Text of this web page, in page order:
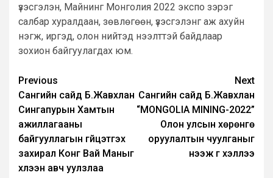
үзэсгэлэн, Майнинг Монголия 2022 экспо зэрэг
салбар хуралдаан, зөвлөгөөн, үзэсгэлэнг аж ахуйн
нэгж, иргэд, олон нийтэд нээлттэй байдлаар
зохион байгуулагдах юм.
Post
navigation
Previous
Сангийн сайд Б.Жавхлан
Сингапурын Хамтын
ажиллагааны
байгууллагын гүйцэтгэх
захирал Конг Вай Маныг
хүлээн авч уулзлаа
Next
Сангийн сайд Б.Жавхлан
“MONGOLIA MINING-2022”
Олон улсын хөрөнгө
оруулалтын чуулганыг
нээж үг хэллээ